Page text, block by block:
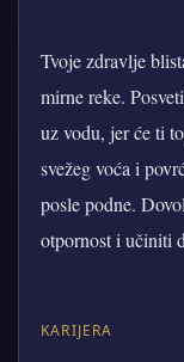
Tvoje zdravlje
mirne reke.
uz vodu, jer će ti
svežeg voća i
posle podne.
otpornost i učiniti
KARIJERA